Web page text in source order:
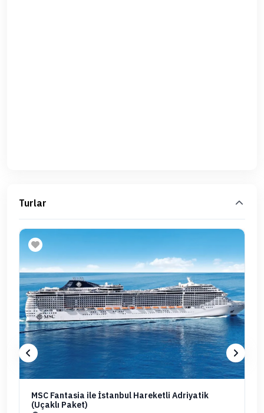
Turlar
MSC Fantasia ile İstanbul Hareketli Adriyatik
(Uçaklı Paket)